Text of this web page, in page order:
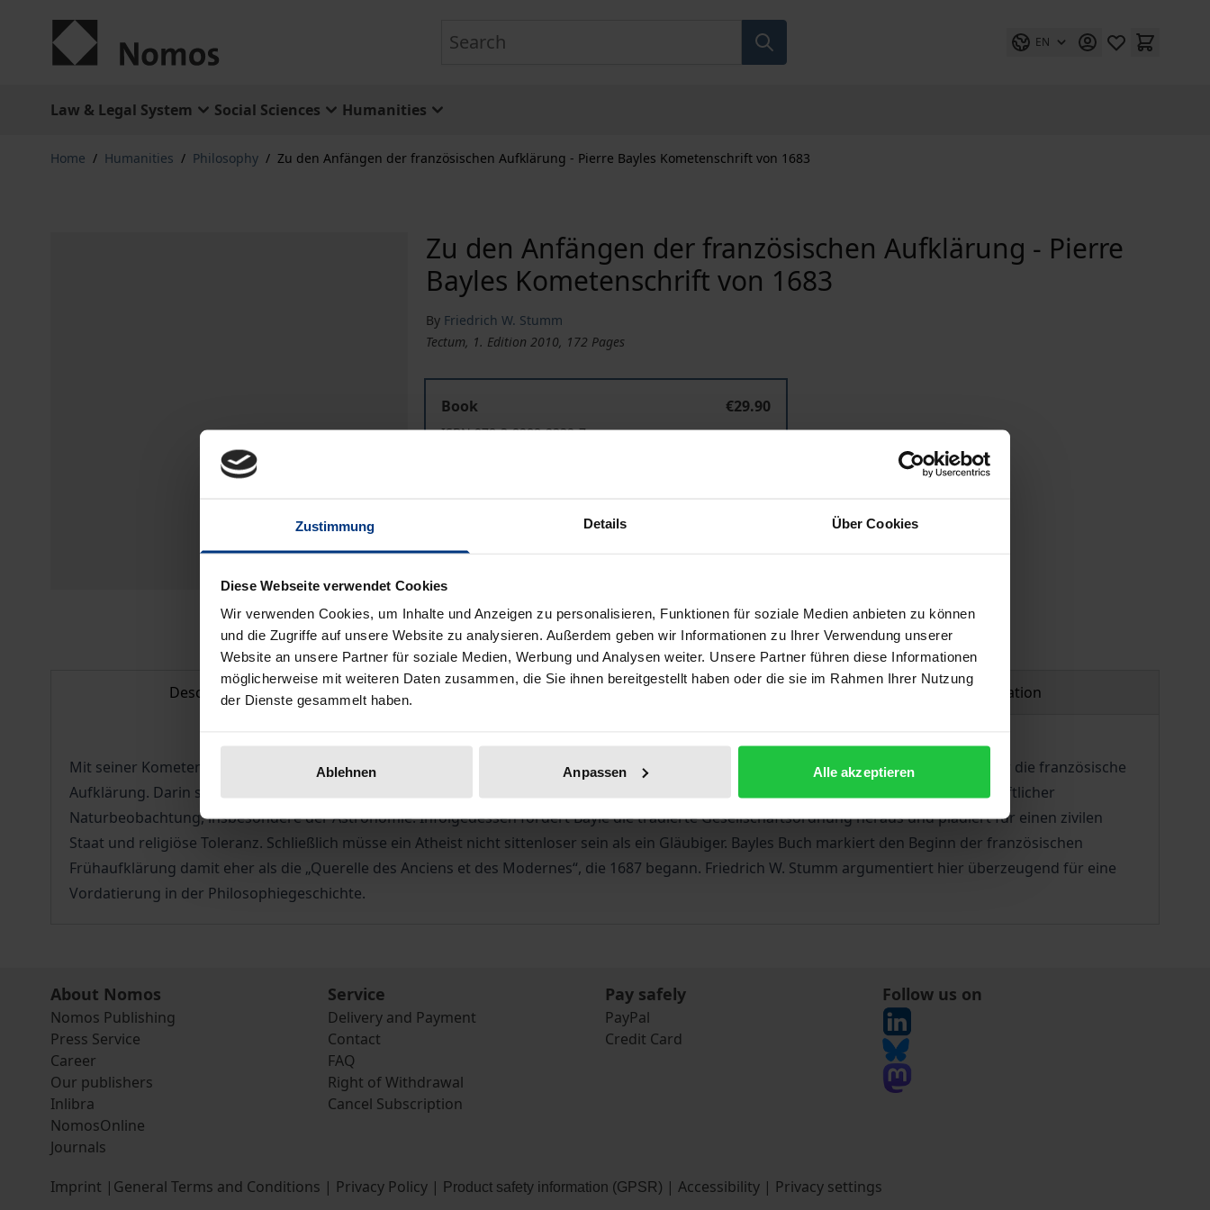
Zustimmung Details Über Cookies
Diese Webseite verwendet Cookies
Wir verwenden Cookies, um Inhalte und Anzeigen zu personalisieren, Funktionen für soziale Medien anbieten zu können
und die Zugriffe auf unsere Website zu analysieren. Außerdem geben wir Informationen zu Ihrer Verwendung unserer
Website an unsere Partner für soziale Medien, Werbung und Analysen weiter. Unsere Partner führen diese Informationen
möglicherweise mit weiteren Daten zusammen, die Sie ihnen bereitgestellt haben oder die sie im Rahmen Ihrer Nutzung
der Dienste gesammelt haben.
Ablehnen Anpassen Alle akzeptieren
EN
Law & Legal System Social Sciences Humanities
Home / Humanities / Philosophy / Zu den Anfängen der französischen Aufklärung - Pierre Bayles Kometenschrift von 1683
Zu den Anfängen der französischen Aufklärung - Pierre
Bayles Kometenschrift von 1683
By Friedrich W. Stumm
Tectum, 1. Edition 2010, 172 Pages
Book
€29.90
ISBN 978-3-8288-2332-7
Prices include VAT. Depending on the delivery address, VAT may vary at checkout.
Description Product safety information
Mit seiner Kometenschrift formuliert der Philosophieprofessor und Schriftsteller Pierre Bayle 1683 ein erstes überzeugendes Plädoyer für die französische
Aufklärung. Darin sagt er am Beispiel der Kometensichtung Aberglauben und Vorurteilen den Kampf an und betont den Wert wissenschaftlicher
Naturbeobachtung, insbesondere der Astronomie. Infolgedessen fordert Bayle die tradierte Gesellschaftsordnung heraus und plädiert für einen zivilen
Staat und religiöse Toleranz. Schließlich müsse ein Atheist nicht sittenloser sein als ein Gläubiger. Bayles Buch markiert den Beginn der französischen
Frühaufklärung damit eher als die „Querelle des Anciens et des Modernes“, die 1687 begann. Friedrich W. Stumm argumentiert hier überzeugend für eine
Vordatierung in der Philosophiegeschichte.
About Nomos
Nomos Publishing
Press Service
Career
Our publishers
Inlibra
NomosOnline
Journals
Service
Delivery and Payment
Contact
FAQ
Right of Withdrawal
Cancel Subscription
Pay safely
PayPal
Credit Card
Follow us on
Imprint | General Terms and Conditions | Privacy Policy | Product safety information (GPSR) | Accessibility | Privacy settings